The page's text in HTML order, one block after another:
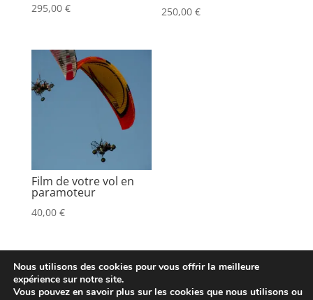
Note
5.00
295,00 € 250,00€
Film de votre vol en
paramoteur
40,00 €
Nous utilisons des cookies pour vous offrir la meilleure
expérience sur notre site.
Vous pouvez en savoir plus sur les cookies que nous utilisons ou